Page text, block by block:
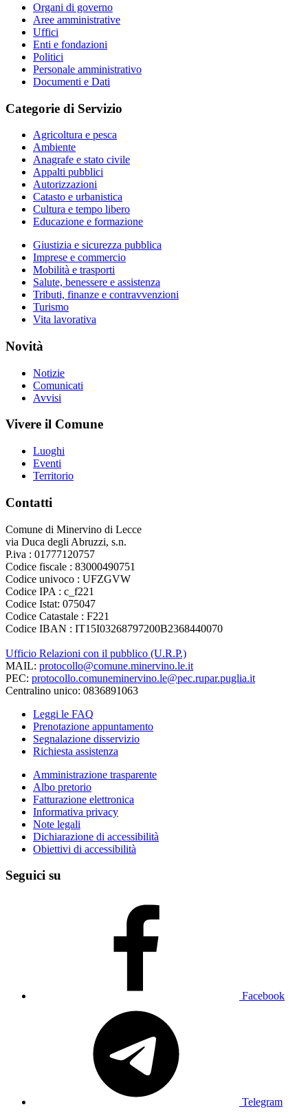
Organi di governo
Aree amministrative
Uffici
Enti e fondazioni
Politici
Personale amministrativo
Documenti e Dati
Categorie di Servizio
Agricoltura e pesca
Ambiente
Anagrafe e stato civile
Appalti pubblici
Autorizzazioni
Catasto e urbanistica
Cultura e tempo libero
Educazione e formazione
Giustizia e sicurezza pubblica
Imprese e commercio
Mobilità e trasporti
Salute, benessere e assistenza
Tributi, finanze e contravvenzioni
Turismo
Vita lavorativa
Novità
Notizie
Comunicati
Avvisi
Vivere il Comune
Luoghi
Eventi
Territorio
Contatti
Comune di Minervino di Lecce
via Duca degli Abruzzi, s.n.
P.iva : 01777120757
Codice fiscale : 83000490751
Codice univoco : UFZGVW
Codice IPA : c_f221
Codice Istat: 075047
Codice Catastale : F221
Codice IBAN : IT15I03268797200B2368440070
Ufficio Relazioni con il pubblico (U.R.P.)
MAIL: protocollo@comune.minervino.le.it
PEC: protocollo.comuneminervino.le@pec.rupar.puglia.it
Centralino unico: 0836891063
Leggi le FAQ
Prenotazione appuntamento
Segnalazione disservizio
Richiesta assistenza
Amministrazione trasparente
Albo pretorio
Fatturazione elettronica
Informativa privacy
Note legali
Dichiarazione di accessibilità
Obiettivi di accessibilità
Seguici su
Facebook
Telegram